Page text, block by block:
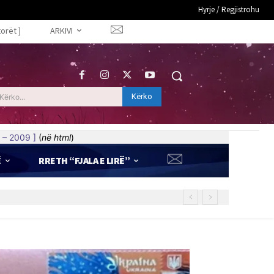
Hyrje / Regjistrohu
] ARKIVI
Kërko
2009 ] (në html)
RRETH “FJALA E LIRË”